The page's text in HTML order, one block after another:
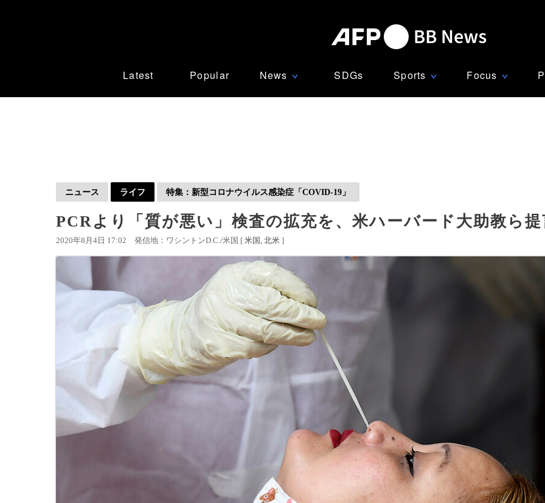
Latest Popular News ∨ SDGs Sports ∨ Focus ∨
ニュース ライフ 特集：新型コロナウイルス感染症「COVID-19」
PCRより「質が悪い」検査の拡充を、米ハーバード大助教ら
2020年8月4日 17:02 発信地：ワシントンD.C./米国 [ 米国 北米 ]